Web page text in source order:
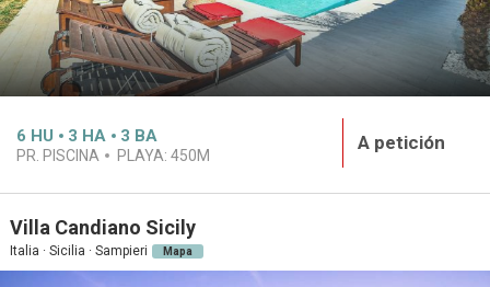
6 HU 3 HA 3 BA
PR. PISCINA PLAYA: 450M
A petición
Villa Candiano Sicily
Italia · Sicilia · Sampieri Mapa